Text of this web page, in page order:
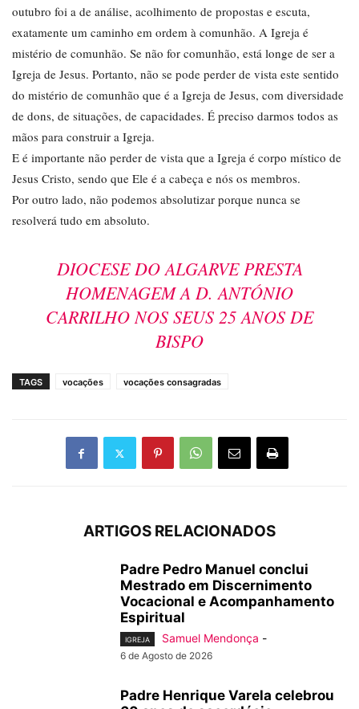
outubro foi a de análise, acolhimento de propostas e escuta,
exatamente um caminho em ordem à comunhão. A Igreja é
mistério de comunhão. Se não for comunhão, está longe de ser a
Igreja de Jesus. Portanto, não se pode perder de vista este sentido
do mistério de comunhão que é a Igreja de Jesus, com diversidade
de dons, de situações, de capacidades. É preciso darmos todos as
mãos para construir a Igreja.
E é importante não perder de vista que a Igreja é corpo místico de
Jesus Cristo, sendo que Ele é a cabeça e nós os membros.
Por outro lado, não podemos absolutizar porque nunca se
resolverá tudo em absoluto.
DIOCESE DO ALGARVE PRESTA
HOMENAGEM A D. ANTÓNIO
CARRILHO NOS SEUS 25 ANOS DE
BISPO
TAGS vocações vocações consagradas
ARTIGOS RELACIONADOS
Padre Pedro Manuel conclui
Mestrado em Discernimento
Vocacional e Acompanhamento
Espiritual
IGREJA Samuel Mendonça -
6 de Agosto de 2026
Padre Henrique Varela celebrou